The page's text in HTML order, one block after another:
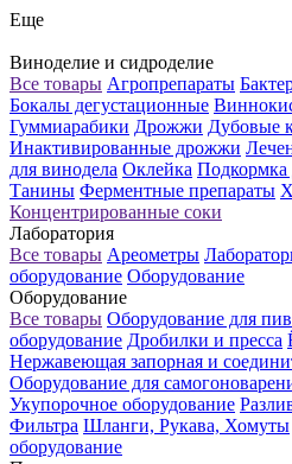
Еще
Виноделие и сидроделие
Все товары Агропрепараты
Бокалы дегустационные
Гуммиарабики Дрожжи Дубовые
Инактивированные дрожжи
для винодела Оклейка Подкормка
Танины Ферментные препараты
Концентрированные соки
Лаборатория
Все товары Ареометры
оборудование Оборудование
Оборудование
Все товары Оборудование для
оборудование Дробилки и пресса
Нержавеющая запорная и
Оборудование для
Укупорочное оборудование
Фильтра Шланги, Рукава, Хомуты
оборудование